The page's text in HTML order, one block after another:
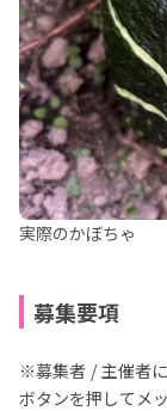
実際のかぼちゃ
募集要項
※募集者 / 主催者
ボタンを押してメ